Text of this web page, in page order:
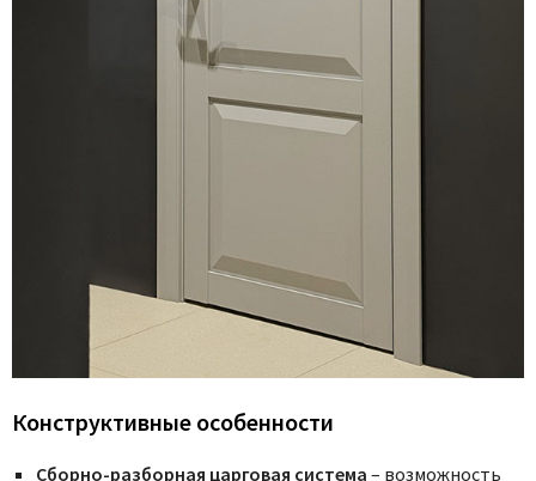
Конструктивные особенности
Сборно-разборная царговая система – возможность